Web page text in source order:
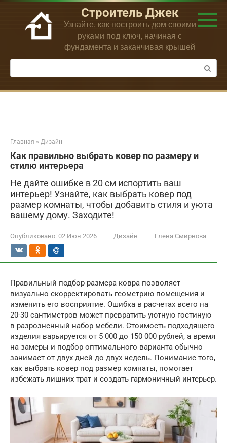
Перейти
контенту
Строитель Джек
Узнайте, как построить дом своими
руками под ключ, начиная с
фундамента и заканчивая крышей
Поиск:
Главная » Дизайн
Как правильно выбрать ковер по размеру и
стилю интерьера
Не дайте ошибке в 20 см испортить ваш
интерьер! Узнайте, как выбрать ковер под
размер комнаты, чтобы добавить стиля и уюта
вашему дому. Заходите!
Опубликовано: 02 Июн 2026 Дизайн Елена Смирнова
Правильный подбор размера ковра позволяет
визуально скорректировать геометрию помещения и
изменить его восприятие. Ошибка в расчетах всего на
20-30 сантиметров может превратить уютную гостиную
в разрозненный набор мебели. Стоимость подходящего
изделия варьируется от 5 000 до 150 000 рублей, а время
на замеры и подбор оптимального варианта обычно
занимает от двух дней до двух недель. Понимание того,
как выбрать ковер под размер комнаты, помогает
избежать лишних трат и создать гармоничный интерьер.